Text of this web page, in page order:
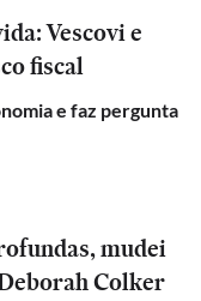
Vescovi e
fiscal
e faz pergunta
mudei
Colker